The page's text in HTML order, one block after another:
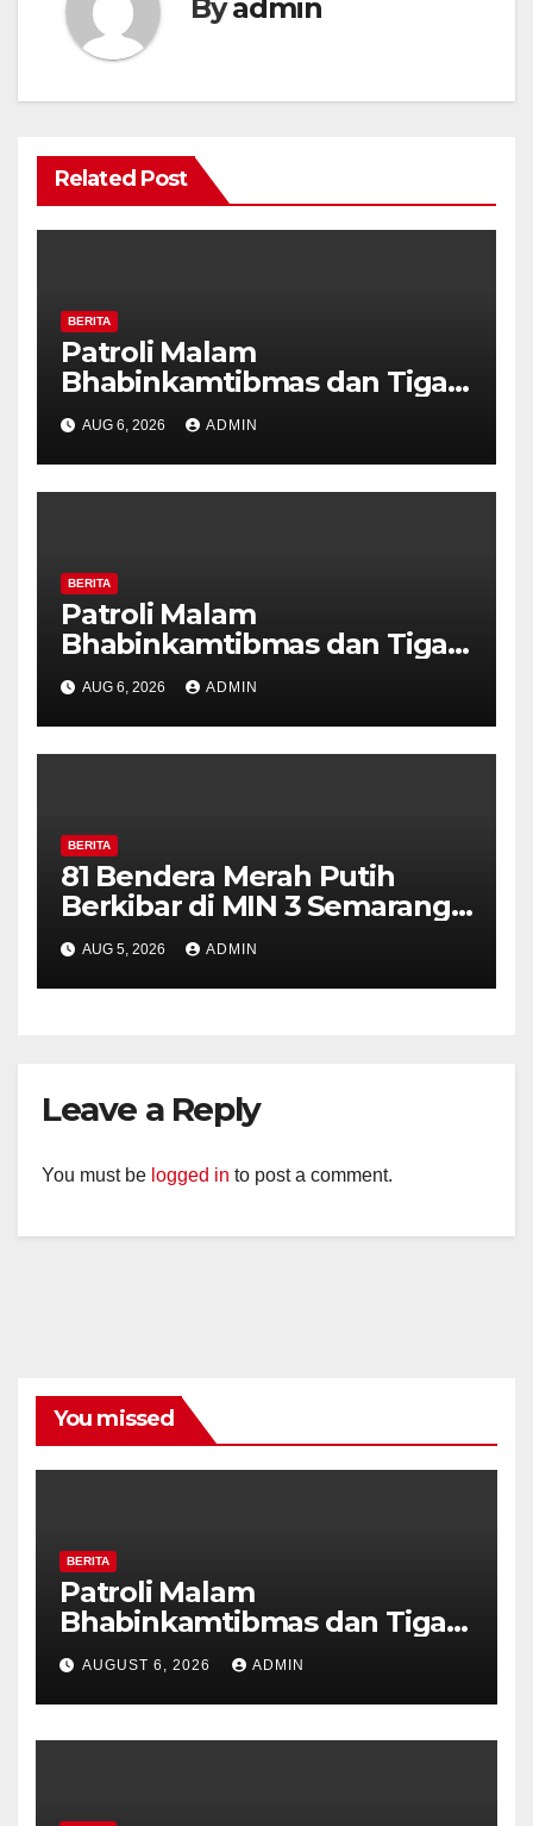
Byadmin
Related Post
BERITA
Patroli Malam
Bhabinkamtibmas dan Tiga
Pilar Kelurahan Ungaran
Perkuat Kamtibmas, Warga
Diajak Aktifkan Ronda
AUG 6, 2026 ADMIN
BERITA
Patroli Malam
Bhabinkamtibmas dan Tiga
Pilar Kelurahan Ungaran
Perkuat Kamtibmas, Warga
Diajak Aktifkan Ronda
AUG 6, 2026 ADMIN
BERITA
81 Bendera Merah Putih
Berkibar di MIN 3 Semarang,
Bhabinkamtibmas Desa
Timpik Hadiri Peringatan
HUT ke-81 Kemerdekaan RI
AUG 5, 2026 ADMIN
Leave a Reply
You must be logged in to post a comment.
You missed
BERITA
Patroli Malam
Bhabinkamtibmas dan Tiga
Pilar Kelurahan Ungaran
Perkuat Kamtibmas, Warga
Diajak Aktifkan Ronda
AUGUST 6, 2026 ADMIN